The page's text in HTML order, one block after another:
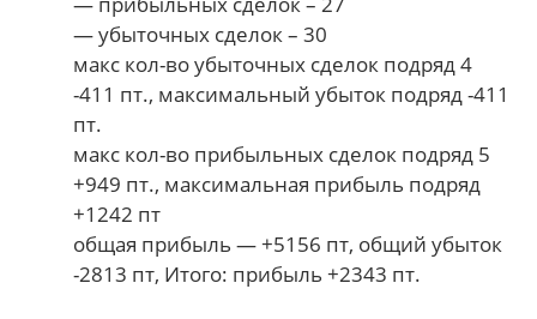
— убыточных сделок – 30
макс кол-во убыточных сделок подряд 4
-411 пт., максимальный убыток подряд -411
пт.
макс кол-во прибыльных сделок подряд 5
+949 пт., максимальная прибыль подряд
+1242 пт
общая прибыль — +5156 пт, общий убыток
-2813 пт, Итого: прибыль +2343 пт.